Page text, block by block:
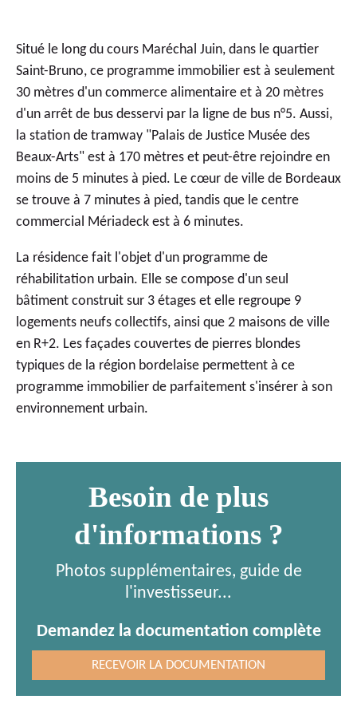
Situé le long du cours Maréchal Juin, dans le quartier
Saint-Bruno, ce programme immobilier est à seulement
30 mètres d'un commerce alimentaire et à 20 mètres
d'un arrêt de bus desservi par la ligne de bus n°5. Aussi,
la station de tramway "Palais de Justice Musée des
Beaux-Arts" est à 170 mètres et peut-être rejoindre en
moins de 5 minutes à pied. Le cœur de ville de Bordeaux
se trouve à 7 minutes à pied, tandis que le centre
commercial Mériadeck est à 6 minutes.
La résidence fait l'objet d'un programme de
réhabilitation urbain. Elle se compose d'un seul
bâtiment construit sur 3 étages et elle regroupe 9
logements neufs collectifs, ainsi que 2 maisons de ville
en R+2. Les façades couvertes de pierres blondes
typiques de la région bordelaise permettent à ce
programme immobilier de parfaitement s'insérer à son
environnement urbain.
Besoin de plus
d'informations ?
Photos supplémentaires, guide de
l'investisseur...
Demandez la documentation complète
RECEVOIR LA DOCUMENTATION